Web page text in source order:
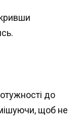
до
щоб не